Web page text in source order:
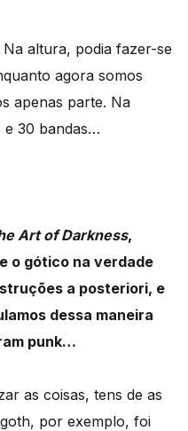
altura, podia fazer-se
agora somos
apenas parte. Na
e 30 bandas…
Art of Darkness,
o gótico na verdade
a posteriori, e
dessa maneira
punk…
as coisas, tens de as
por exemplo, foi